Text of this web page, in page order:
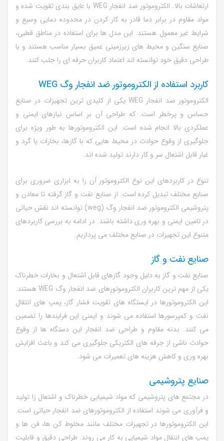
ارتعاشات بالا. الکتروموتور ضد انفجار WEG با عایق بندی تقویت شده و
مواد مقاوم در برابر دما قادر به کار کردن در محدوده دمایی وسیع و
شرایط غیر معمول هستند. این مدل ها برای استفاده در مناطق قطبی،
صنایع سنگین و محیط های زیرزمینی عمیق بسیار مناسب هستند و با
طراحی دقیق خود توانسته اند اعتماد کاربران حرفه ای را جلب کنند.
کاربرد استفاده از الکتروموتور ضد انفجار وگ WEG
الکتروموتور ضد انفجار WEG یکی از کلیدی ترین تجهیزات در صنایع
حساس و پرخطر است. که طراحی آن بر اساس نیازهای ایمنی و
عملکردی بالا انجام شده است. این الکتروموتورها به طور ویژه برای
جلوگیری از وقوع حوادث در محیط هایی که با گازها، بخارات یا گرد و
غبار قابل اشتعال سر و کار دارند تولید شده اند.
تنوع در کاربردهای این نوع الکتروموتور آن را به ابزاری ضروری برای
صنایع مختلف تبدیل کرده است. از صنایع نفت و گاز گرفته تا معادن و
پتروشیمی الکتروموتور ضد انفجار وگ (weg) توانسته اند نقش حیاتی
در تامین ایمنی و بهره وری داشته باشند. در ادامه به بررسی کاربردهای
متنوع این تجهیزات در صنایع مختلف می پردازیم.
صنایع نفت و گاز
صنایع نفت و گاز به دلیل وجود گازهای قابل اشتعال و بخارات خطرناک
یکی از مهم ترین کاربران الکتروموتورهای ضد انفجار وگ WEG هستند.
این الکتروموتورها در ایستگاه های تقویت فشار گاز، پمپ های انتقال
نفت و کمپرسورها استفاده می شوند و ایمنی این فرایندها را تضمین
می کنند. بدنه مقاوم و طراحی ضد انفجار این دستگاه ها از وقوع
حوادث ناشی از جرقه های الکتریکی جلوگیری می کند و باعث افزایش
بهره وری و کاهش هزینه های تعمیرات می شود.
صنایع پتروشیمی
در مجتمع های پتروشیمی که مواد شیمیایی خطرناک و اشتعال زا تولید
و فرآوری می شوند استفاده از الکتروموتورهای ضد انفجار حیاتی است.
این الکتروموتورها در تجهیزات مختلف مانند مخلوط کن ها، فن ها و
پمپ های انتقال مواد شیمیایی به کار می روند. طراحی دقیق و قابلیت